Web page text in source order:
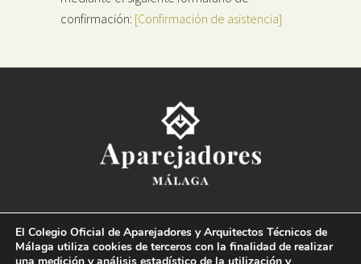
confirmación: [Confirmación de asistencia]
Paseo del Limonar, 41. 29016 Málaga
T. 952 225 180 · M. 664 236 608 · info@coaat.es
El Colegio Oficial de Aparejadores y Arquitectos Técnicos de
Málaga utiliza cookies de terceros con la finalidad de realizar